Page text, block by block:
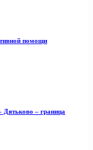
помощи
Дятьково – граница